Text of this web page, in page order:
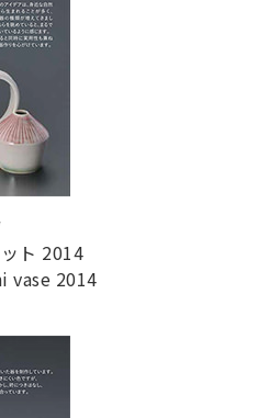
ト 2014
vase 2014